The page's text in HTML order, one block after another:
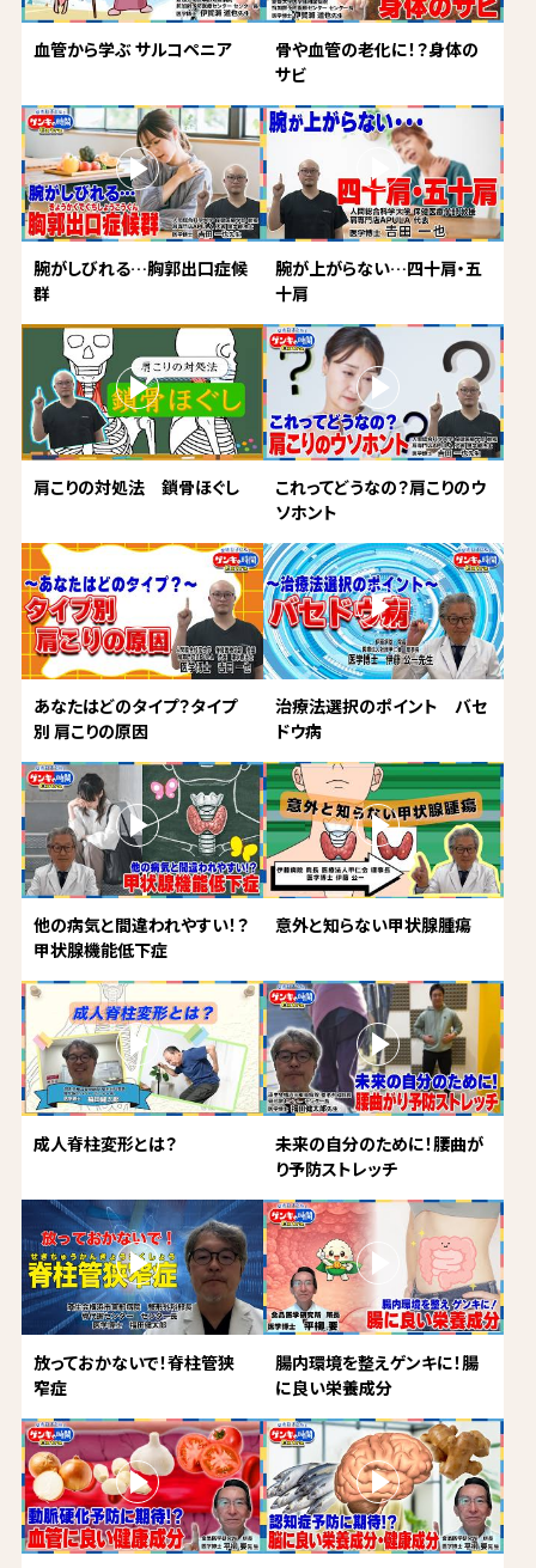
血管から学ぶ サルコペニア
骨や血管の老化に！？身体の
サビ
腕がしびれる…胸郭出口症候
群
腕が上がらない…四十肩・五
十肩
肩こりの対処法 鎖骨ほぐし
これってどうなの？肩こりのウ
ソホント
あなたはどのタイプ？タイプ
別 肩こりの原因
治療法選択のポイント バセ
ドウ病
他の病気と間違われやすい！？
甲状腺機能低下症
意外と知らない甲状腺腫瘍
成人脊柱変形とは？
未来の自分のために！腰曲が
り予防ストレッチ
放っておかないで！脊柱管狭
窄症
腸内環境を整えゲンキに！腸
に良い栄養成分